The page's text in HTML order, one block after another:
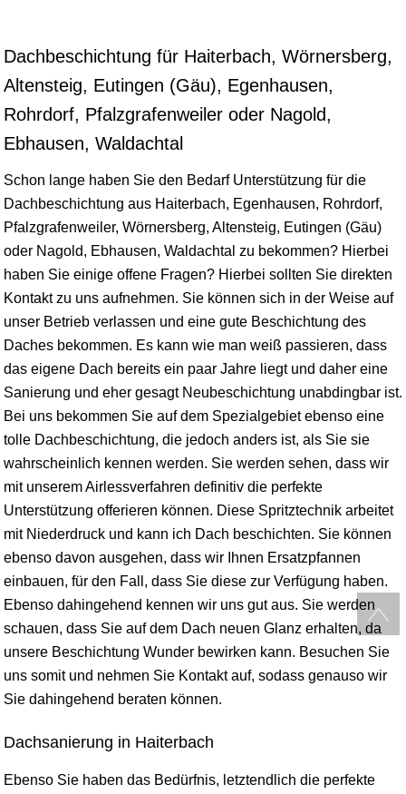
Dachbeschichtung für Haiterbach, Wörnersberg,
Altensteig, Eutingen (Gäu), Egenhausen,
Rohrdorf, Pfalzgrafenweiler oder Nagold,
Ebhausen, Waldachtal
Schon lange haben Sie den Bedarf Unterstützung für die
Dachbeschichtung aus Haiterbach, Egenhausen, Rohrdorf,
Pfalzgrafenweiler, Wörnersberg, Altensteig, Eutingen (Gäu)
oder Nagold, Ebhausen, Waldachtal zu bekommen? Hierbei
haben Sie einige offene Fragen? Hierbei sollten Sie direkten
Kontakt zu uns aufnehmen. Sie können sich in der Weise auf
unser Betrieb verlassen und eine gute Beschichtung des
Daches bekommen. Es kann wie man weiß passieren, dass
das eigene Dach bereits ein paar Jahre liegt und daher eine
Sanierung und eher gesagt Neubeschichtung unabdingbar ist.
Bei uns bekommen Sie auf dem Spezialgebiet ebenso eine
tolle Dachbeschichtung, die jedoch anders ist, als Sie sie
wahrscheinlich kennen werden. Sie werden sehen, dass wir
mit unserem Airlessverfahren definitiv die perfekte
Unterstützung offerieren können. Diese Spritztechnik arbeitet
mit Niederdruck und kann ich Dach beschichten. Sie können
ebenso davon ausgehen, dass wir Ihnen Ersatzpfannen
einbauen, für den Fall, dass Sie diese zur Verfügung haben.
Ebenso dahingehend kennen wir uns gut aus. Sie werden
schauen, dass Sie auf dem Dach neuen Glanz erhalten, da
unsere Beschichtung Wunder bewirken kann. Besuchen Sie
uns somit und nehmen Sie Kontakt auf, sodass genauso wir
Sie dahingehend beraten können.
Dachsanierung in Haiterbach
Ebenso Sie haben das Bedürfnis, letztendlich die perfekte